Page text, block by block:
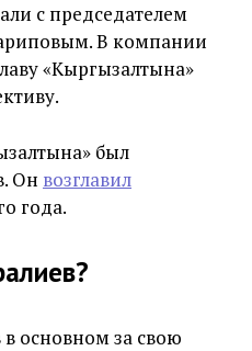
с председателем
В компании
«Кыргызалтына»
был
Он возглавил
года.
основном за свою